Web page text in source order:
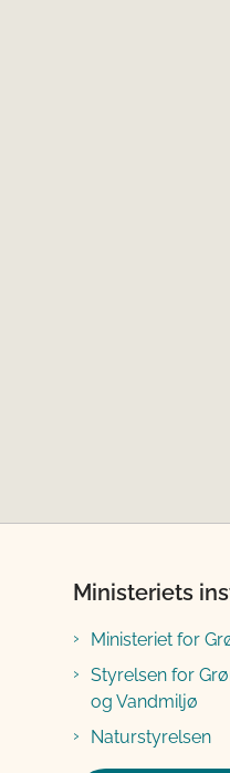
Ministeriets
Ministeriet for
Styrelsen for
og Vandmiljø
Naturstyrelsen